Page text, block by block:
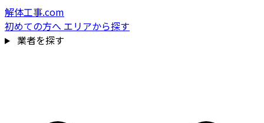
解体工事.com
初めての方へ エリアから探す
業者を探す